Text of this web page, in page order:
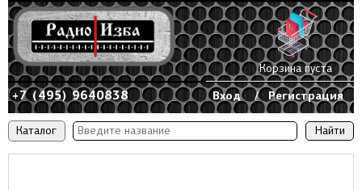
Каталог
+7 (495) 9640838 Вход / Регистрация
Корзина пуста